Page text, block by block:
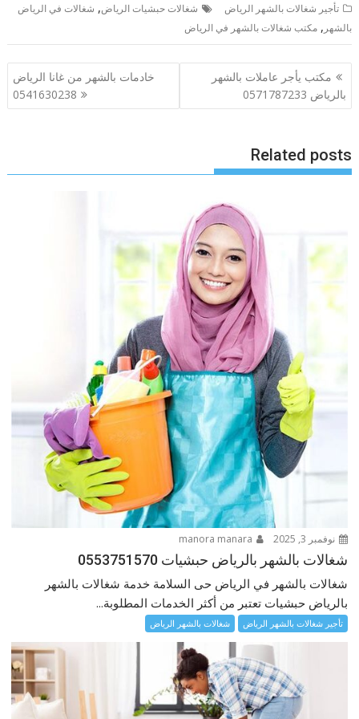
تأجير شغالات بالشهر الرياض شغالات حبشيات الرياض, شغالات في الرياض
بالشهر ,مكتب شغالات بالشهر في الرياض
تصفّح
المقالات
مكتب يأجر عاملات بالشهر
بالرياض 0571787233
خادمات بالشهر من غانا الرياض
0541630238
Related posts
نوفمبر 3, 2025
شغالات بالشهر بالرياض حبشيات 0553751570
شغالات بالشهر في الرياض حى السلامة خدمة شغالات بالشهر
بالرياض حبشيات تعتبر من أكثر الخدمات المطلوبة...
تأجير شغالات بالشهر الرياض شغالات بالشهر الرياض